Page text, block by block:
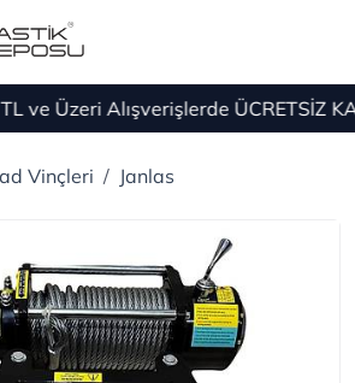
Alışverişlerde ÜCRETSİZ KARGO
Vinçleri Janlas